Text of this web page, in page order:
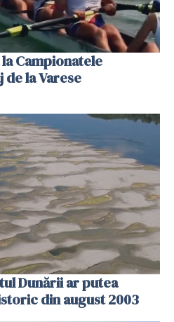
Campionatele
la Varese
Dunării ar putea
din august 2003